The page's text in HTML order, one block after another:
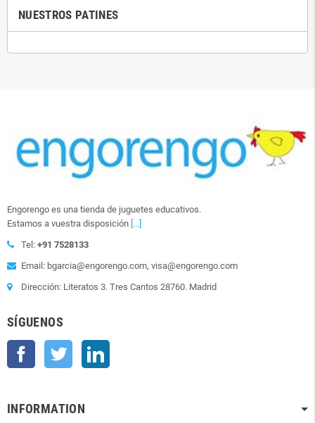
NUESTROS PATINES
Engorengo es una tienda de juguetes educativos.
Estamos a vuestra disposición [...]
Tel: +91 7528133
Email: bgarcia@engorengo.com, visa@engorengo.com
Dirección: Literatos 3. Tres Cantos 28760. Madrid
SÍGUENOS
Facebook Twitter
INFORMATION